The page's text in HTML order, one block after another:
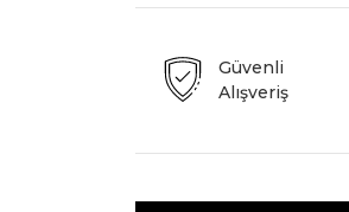
Güvenli
Alışveriş